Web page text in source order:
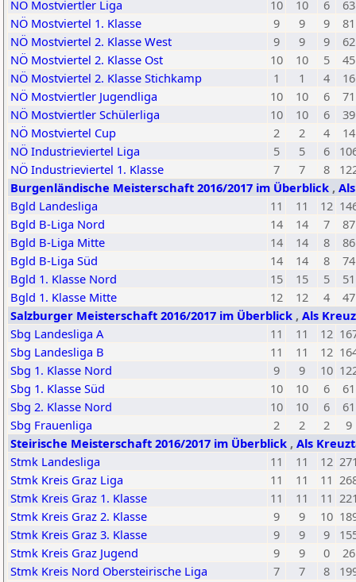
NÖ Mostviertler Liga
10 10 6
63
NÖ Mostviertel 1. Klasse
9 9 9
81
NÖ Mostviertel 2. Klasse West
9 9 9
62
NÖ Mostviertel 2. Klasse Ost
10 10 5
45
NÖ Mostviertel 2. Klasse Stichkamp
1 1 4
16
NÖ Mostviertler Jugendliga
10 10 6
71
NÖ Mostviertler Schülerliga
10 10 6
39
NÖ Mostviertel Cup
2 2 4
14
NÖ Industrieviertel Liga
5 5 6
NÖ Industrieviertel 1. Klasse
7 7 8
Burgenländische Meisterschaft 2016/2017 im Überblick ,
Bgld Landesliga
11 11 12
Bgld B-Liga Nord
14 14 7
87
Bgld B-Liga Mitte
14 14 8
86
Bgld B-Liga Süd
14 14 8
74
Bgld 1. Klasse Nord
15 15 5
51
Bgld 1. Klasse Mitte
12 12 4
47
Salzburger Meisterschaft 2016/2017 im Überblick , Als
Sbg Landesliga A
11 11 12
Sbg Landesliga B
11 11 12
Sbg 1. Klasse Nord
9 9 10
Sbg 1. Klasse Süd
10 10 6
61
Sbg 2. Klasse Nord
10 10 6
61
Sbg Frauenliga
2 2 2
9
Steirische Meisterschaft 2016/2017 im Überblick , Als
Stmk Landesliga
11 11 12
Stmk Kreis Graz Liga
11 11 11
Stmk Kreis Graz 1. Klasse
11 11 11
Stmk Kreis Graz 2. Klasse
9 9 10
Stmk Kreis Graz 3. Klasse
9 9 9
Stmk Kreis Graz Jugend
9 9 0
26
Stmk Kreis Nord Obersteirische Liga
7 7 8